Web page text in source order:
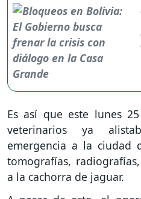
Es así que este lunes
veterinarios ya
emergencia a la ciudad
tomografías,
a la cachorra de jaguar.